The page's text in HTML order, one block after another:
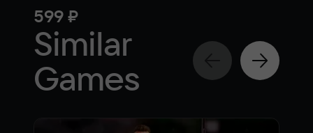
599 ₽
Similar
Games